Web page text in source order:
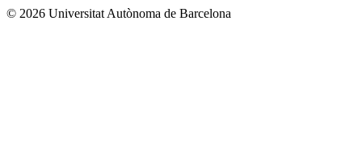
© 2026 Universitat Autònoma de Barcelona